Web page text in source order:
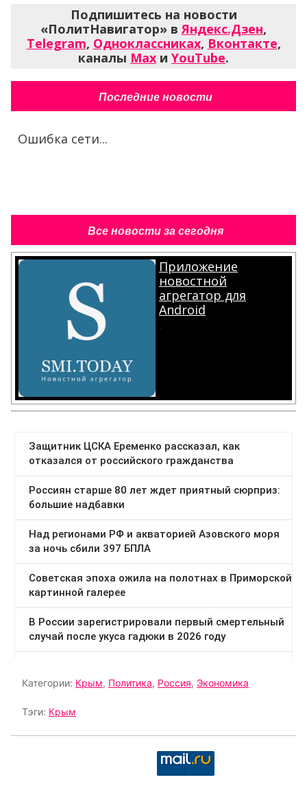
Подпишитесь на новости
«ПолитНавигатор» вЯндекс.Дзен,
Telegram, Одноклассниках, Вконтакте,
каналы Max и YouTube.
Последние новости
Ошибка сети...
Все новости за сегодня
Приложение
новостной
агрегатор для
Android
.
Категории: Крым, Политика, Россия, Экономика
Тэги: Крым